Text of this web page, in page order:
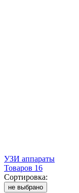
УЗИ аппараты
Товаров 16
Сортировка:
не выбрано